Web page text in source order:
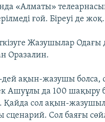
«Алматы»
ғой. Біреуі де жоқ.
Жазушылар Одағы
Оразалин.
ақын-жазушы болса,
Ашуұлы да 100 шақыру
Қайда сол ақын-
сценарий. Сол баяғы